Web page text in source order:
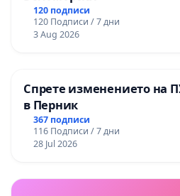
120 подписи
120 Подписи / 7 дни
3 Aug 2026
Спрете изменението на
в Перник
367 подписи
116 Подписи / 7 дни
28 Jul 2026